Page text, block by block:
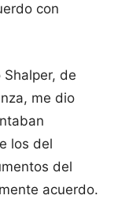
con
de
me dio
los del
del
acuerdo.